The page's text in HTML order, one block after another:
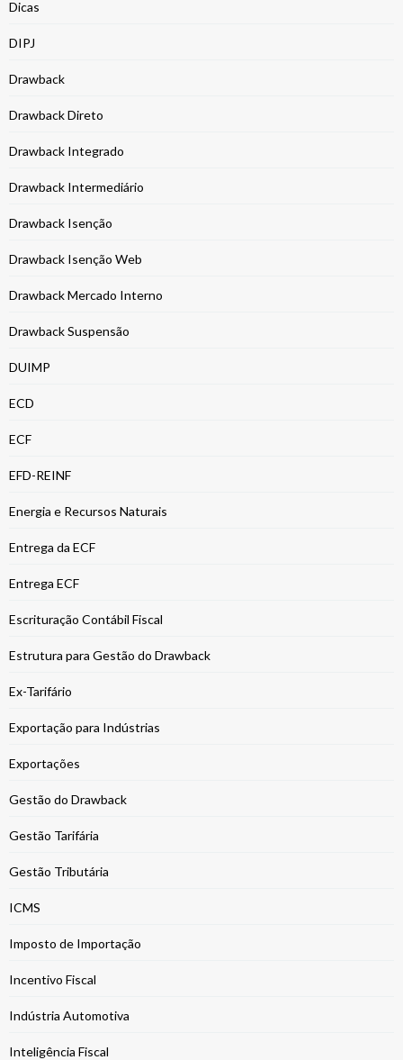
Dicas
DIPJ
Drawback
Drawback Direto
Drawback Integrado
Drawback Intermediário
Drawback Isenção
Drawback Isenção Web
Drawback Mercado Interno
Drawback Suspensão
DUIMP
ECD
ECF
EFD-REINF
Energia e Recursos Naturais
Entrega da ECF
Entrega ECF
Escrituração Contábil Fiscal
Estrutura para Gestão do Drawback
Ex-Tarifário
Exportação para Indústrias
Exportações
Gestão do Drawback
Gestão Tarifária
Gestão Tributária
ICMS
Imposto de Importação
Incentivo Fiscal
Indústria Automotiva
Inteligência Fiscal